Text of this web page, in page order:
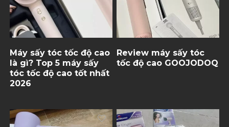
Máy sấy tóc tốc độ cao
là gì? Top 5 máy sấy
tóc tốc độ cao tốt nhất
2026
Review máy sấy tóc
tốc độ cao GOOJODOQ